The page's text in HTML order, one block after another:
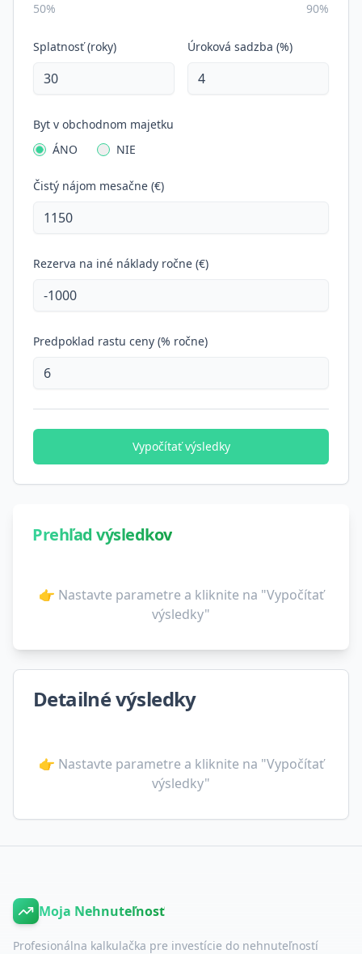
50% 90%
Splatnosť (roky) Úroková sadzba (%)
Byt v obchodnom majetku
ÁNO
NIE
Čistý nájom mesačne (€)
Rezerva na iné náklady ročne (€)
Predpoklad rastu ceny (% ročne)
Vypočítať výsledky
Prehľad výsledkov
👉 Nastavte parametre a kliknite na "Vypočítať
výsledky"
Detailné výsledky
👉 Nastavte parametre a kliknite na "Vypočítať
výsledky"
Moja Nehnuteľnosť
Profesionálna kalkulačka pre investície do nehnuteľností